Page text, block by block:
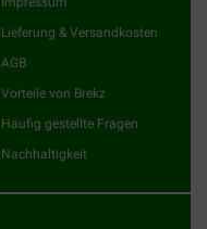
Lieferung & Versandkosten
AGB
Vorteile von Brekz
Häufig gestellte Fragen
Nachhaltigkeit